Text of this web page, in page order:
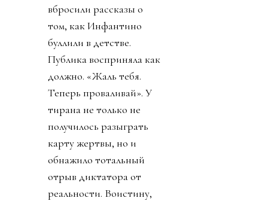
вбросили рассказы о
том, как Инфантино
буллили в детстве.
Публика восприняла как
должно. «Жаль тебя.
Теперь проваливай». У
тирана не только не
получилось разыграть
карту жертвы, но и
обнажило тотальный
отрыв диктатора от
реальности. Воистину,